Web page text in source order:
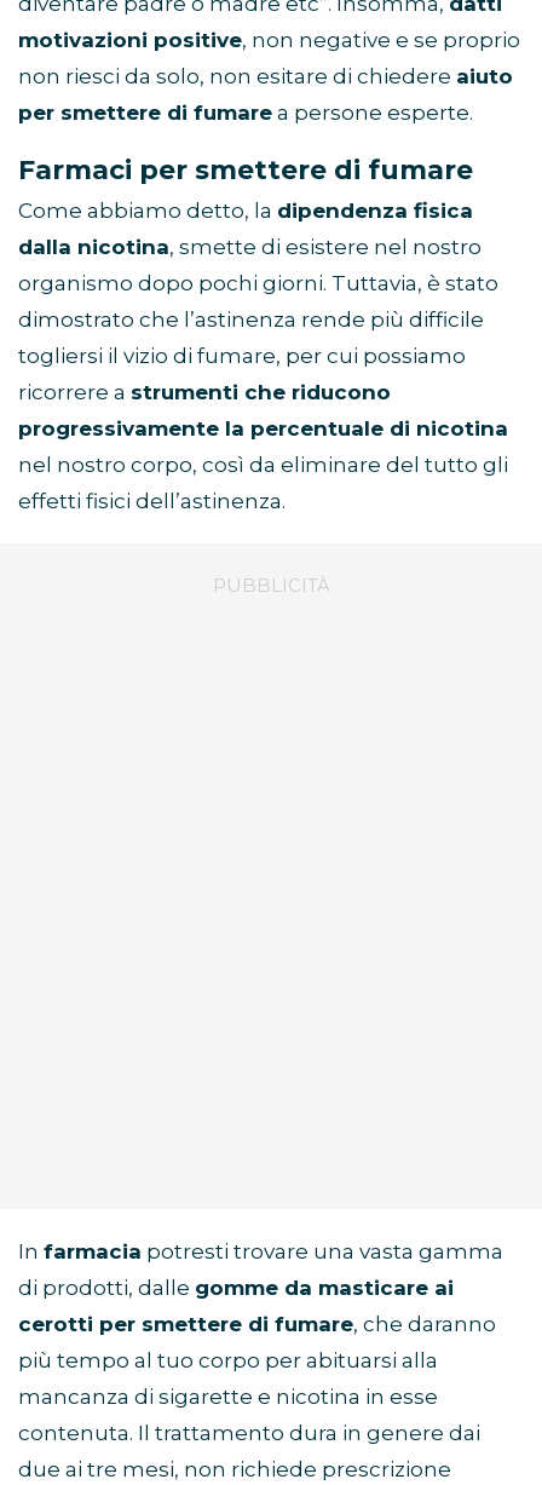
motivazioni positive, non negative e se proprio
non riesci da solo, non esitare di chiedere aiuto
per smettere di fumare a persone esperte.
Farmaci per smettere di fumare
Come abbiamo detto, la dipendenza fisica
dalla nicotina, smette di esistere nel nostro
organismo dopo pochi giorni. Tuttavia, è stato
dimostrato che l’astinenza rende più difficile
togliersi il vizio di fumare, per cui possiamo
ricorrere a strumenti che riducono
progressivamente la percentuale di nicotina
nel nostro corpo, così da eliminare del tutto gli
effetti fisici dell’astinenza.
In farmacia potresti trovare una vasta gamma
di prodotti, dalle gomme da masticare ai
cerotti per smettere di fumare, che daranno
più tempo al tuo corpo per abituarsi alla
mancanza di sigarette e nicotina in esse
contenuta. Il trattamento dura in genere dai
due ai tre mesi, non richiede prescrizione